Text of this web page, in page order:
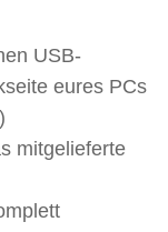
USB-
eures PCs
mitgelieferte